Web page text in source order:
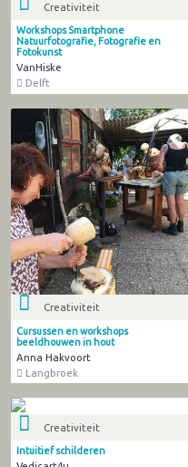
Creativiteit
Workshops Smartphone
Natuurfotografie, Fotografie en
Fotokunst
VanHiske
Delft
Creativiteit
Cursussen en workshops
beeldhouwen in hout
Anna Hakvoort
Langbroek
Creativiteit
Intuitief schilderen